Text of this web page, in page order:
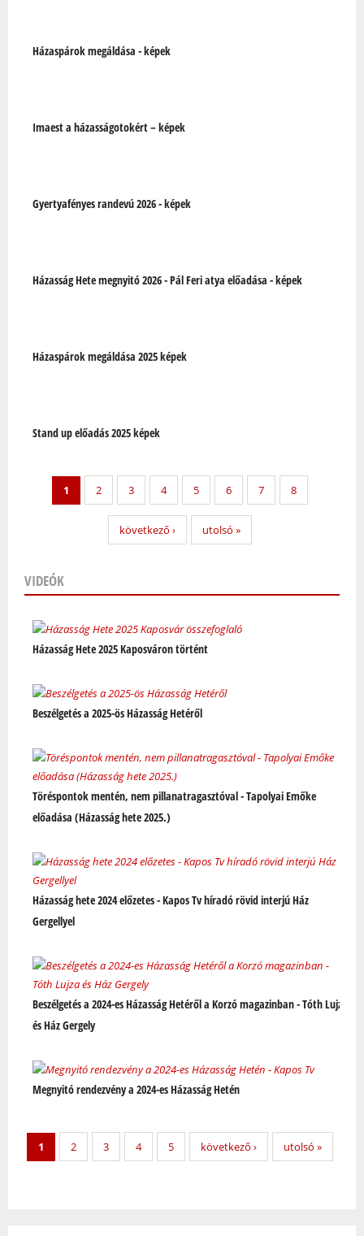
Házaspárok megáldása - képek
Imaest a házasságotokért – képek
Gyertyafényes randevú 2026 - képek
Házasság Hete megnyitó 2026 - Pál Feri atya előadása - képek
Házaspárok megáldása 2025 képek
Stand up előadás 2025 képek
1 2 3 4 5 6 7 8
következő › utolsó »
VIDEÓK
Házasság Hete 2025 Kaposváron történt
Beszélgetés a 2025-ös Házasság Hetéről
Töréspontok mentén, nem pillanatragasztóval - Tapolyai Emőke
előadása (Házasság hete 2025.)
Házasság hete 2024 előzetes - Kapos Tv híradó rövid interjú Ház
Gergellyel
Beszélgetés a 2024-es Házasság Hetéről a Korzó magazinban - Tóth Lujza
és Ház Gergely
Megnyitó rendezvény a 2024-es Házasság Hetén
Oldalak
1 2 3 4 5 következő › utolsó »